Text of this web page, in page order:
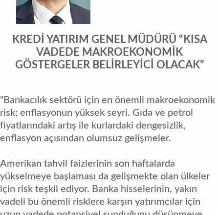
KREDİ YATIRIM GENEL MÜDÜRÜ “KISA
VADEDE MAKROEKONOMİK
GÖSTERGELER BELİRLEYİCİ OLACAK”
"Bankacılık sektörü için en önemli makroekonomik
risk; enflasyonun yüksek seyri. Gıda ve petrol
fiyatlarındaki artış ile kurlardaki dengesizlik,
enflasyon açısından olumsuz gelişmeler.
Amerikan tahvil faizlerinin son haftalarda
yükselmeye başlaması da gelişmekte olan ülkeler
için risk teşkil ediyor. Banka hisselerinin, yakın
vadeli bu önemli risklere karşın yatırımcılar için